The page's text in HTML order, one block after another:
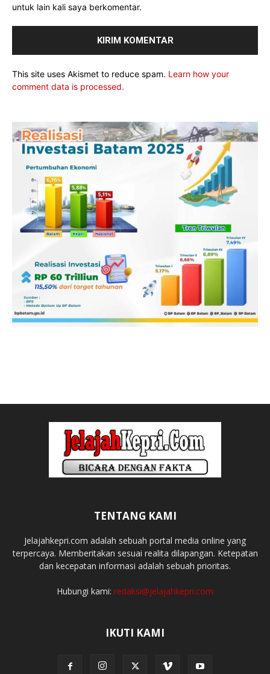
untuk lain kali saya berkomentar.
This site uses Akismet to reduce spam. Learn how your
comment data is processed.
TENTANG KAMI
Jelajahkepri.com adalah sebuah portal media online yang
terpercaya. Memberitakan sesuai realita dilapangan. Ketepatan
dan kecepatan informasi adalah sebuah prioritas.
Hubungi kami: redaksi@jelajahkepri.com
IKUTI KAMI